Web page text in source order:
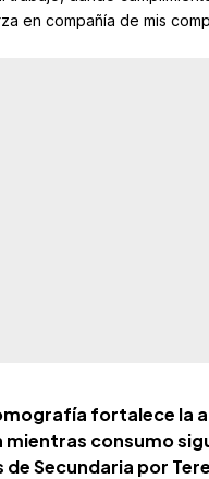
en compañía de mis
fortalece la
mientras consumo
Secundaria por